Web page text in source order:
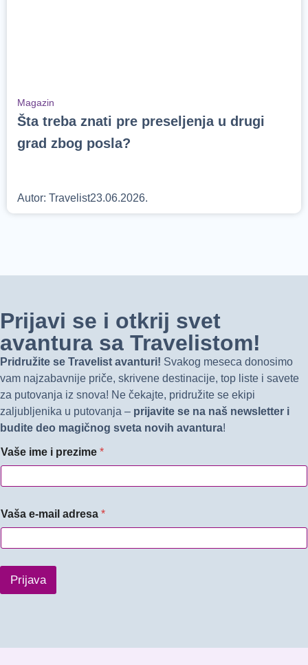
Magazin
Šta treba znati pre preseljenja u drugi
grad zbog posla?
Autor: Travelist23.06.2026.
Prijavi se i otkrij svet
avantura sa Travelistom!
Pridružite se Travelist avanturi! Svakog meseca donosimo
vam najzabavnije priče, skrivene destinacije, top liste i savete
za putovanja iz snova! Ne čekajte, pridružite se ekipi
zaljubljenika u putovanja – prijavite se na naš newsletter i
budite deo magičnog sveta novih avantura!
Vaše ime i prezime *
Vaša e-mail adresa *
Prijava